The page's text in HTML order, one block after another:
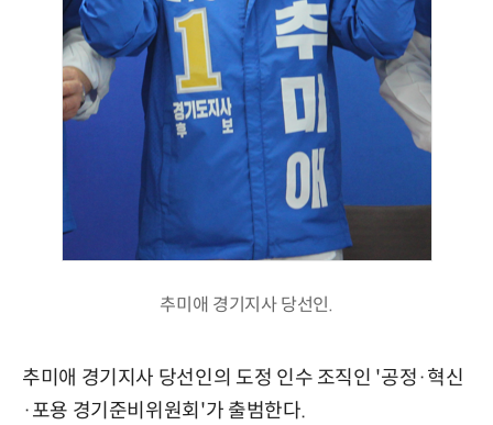
추미애 경기지사 당선인.
추미애 경기지사 당선인의 도정 인수 조직인 '공정·혁신
·포용 경기준비위원회'가 출범한다.